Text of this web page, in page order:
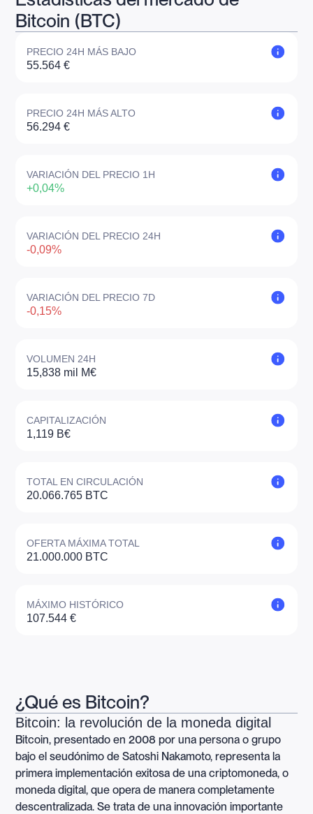
Bitcoin (BTC)
PRECIO 24H MÁS BAJO
55.564 €
PRECIO 24H MÁS ALTO
56.294 €
VARIACIÓN DEL PRECIO 1H
+0,04%
VARIACIÓN DEL PRECIO 24H
-0,09%
VARIACIÓN DEL PRECIO 7D
-0,15%
VOLUMEN 24H
15,838 mil M€
CAPITALIZACIÓN
1,119 B€
TOTAL EN CIRCULACIÓN
20.066.765 BTC
OFERTA MÁXIMA TOTAL
21.000.000 BTC
MÁXIMO HISTÓRICO
107.544 €
¿Qué es Bitcoin?
Bitcoin: la revolución de la moneda digital
Bitcoin, presentado en 2008 por una persona o grupo
bajo el seudónimo de Satoshi Nakamoto, representa la
primera implementación exitosa de una criptomoneda, o
moneda digital, que opera de manera completamente
descentralizada. Se trata de una innovación importante